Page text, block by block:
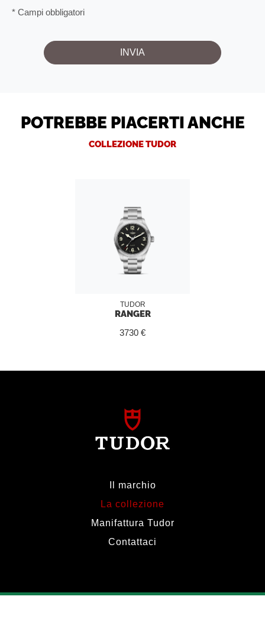
* Campi obbligatori
POTREBBE PIACERTI ANCHE
COLLEZIONE TUDOR
TUDOR
RANGER
3730 €
Il marchio
La collezione
Manifattura Tudor
Contattaci